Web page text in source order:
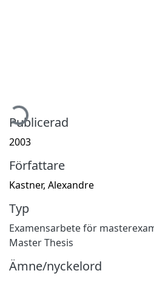
Publicerad
2003
Författare
Kastner, Alexandre
Typ
Examensarbete för
Master Thesis
Ämne/nyckelord